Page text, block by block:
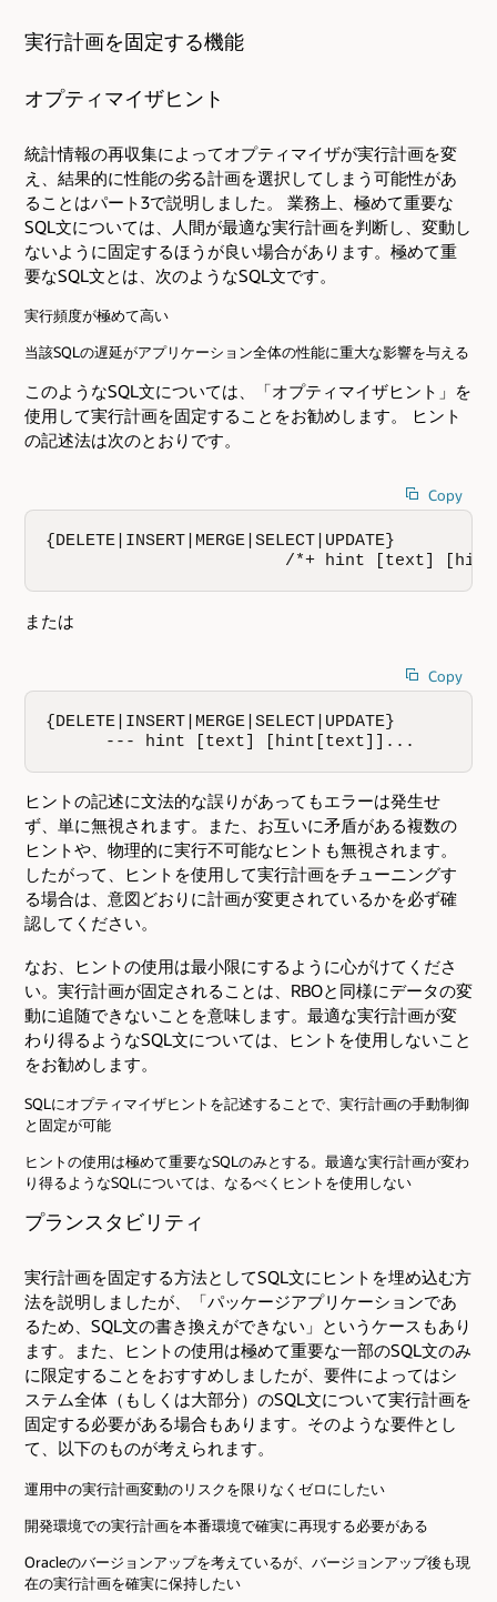
実行計画を固定する機能
オプティマイザヒント
統計情報の再収集によってオプティマイザが実行計画を変
え、結果的に性能の劣る計画を選択してしまう可能性があ
ることはパート3で説明しました。 業務上、極めて重要な
SQL文については、人間が最適な実行計画を判断し、変動し
ないように固定するほうが良い場合があります。極めて重
要なSQL文とは、次のようなSQL文です。
実行頻度が極めて高い
当該SQLの遅延がアプリケーション全体の性能に重大な影響を与える
このようなSQL文については、「オプティマイザヒント」を
使用して実行計画を固定することをお勧めします。 ヒント
の記述法は次のとおりです。
Copy
{DELETE|INSERT|MERGE|SELECT|UPDATE}
/*+ hint [text]
または
Copy
{DELETE|INSERT|MERGE|SELECT|UPDATE}
      --- hint [text] [hint[text]]...
ヒントの記述に文法的な誤りがあってもエラーは発生せ
ず、単に無視されます。また、お互いに矛盾がある複数の
ヒントや、物理的に実行不可能なヒントも無視されます。
したがって、ヒントを使用して実行計画をチューニングす
る場合は、意図どおりに計画が変更されているかを必ず確
認してください。
なお、ヒントの使用は最小限にするように心がけてくださ
い。実行計画が固定されることは、RBOと同様にデータの変
動に追随できないことを意味します。最適な実行計画が変
わり得るようなSQL文については、ヒントを使用しないこと
をお勧めします。
SQLにオプティマイザヒントを記述することで、実行計画の手動制御
と固定が可能
ヒントの使用は極めて重要なSQLのみとする。最適な実行計画が変わ
り得るようなSQLについては、なるべくヒントを使用しない
プランスタビリティ
実行計画を固定する方法としてSQL文にヒントを埋め込む方
法を説明しましたが、「パッケージアプリケーションであ
るため、SQL文の書き換えができない」というケースもあり
ます。また、ヒントの使用は極めて重要な一部のSQL文のみ
に限定することをおすすめしましたが、要件によってはシ
ステム全体（もしくは大部分）のSQL文について実行計画を
固定する必要がある場合もあります。そのような要件とし
て、以下のものが考えられます。
運用中の実行計画変動のリスクを限りなくゼロにしたい
開発環境での実行計画を本番環境で確実に再現する必要がある
Oracleのバージョンアップを考えているが、バージョンアップ後も現
在の実行計画を確実に保持したい